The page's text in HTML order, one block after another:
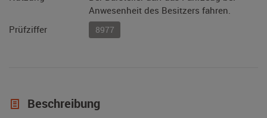
Anwesenheit des Besitzers fahren.
Prüfziffer
8977
Beschreibung